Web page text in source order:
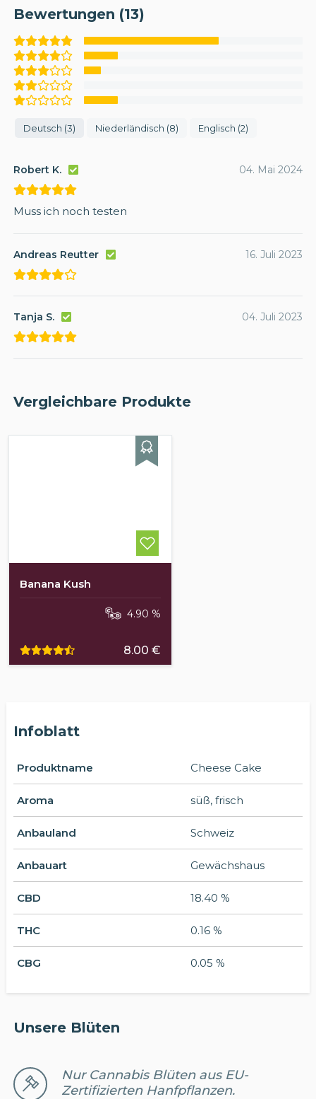
Bewertungen (13)
Deutsch (3) Niederländisch (8) Englisch (2)
Robert K. 04. Mai 2024
Muss ich noch testen
Andreas Reutter 16. Juli 2023
Tanja S. 04. Juli 2023
Vergleichbare Produkte
Banana Kush
4.90 %
8.00 €
Infoblatt
Produktname Cheese Cake
Aroma süß, frisch
Anbauland Schweiz
Anbauart Gewächshaus
CBD 18.40 %
THC 0.16 %
CBG 0.05 %
Unsere Blüten
Nur Cannabis Blüten aus EU-
Zertifizierten Hanfpflanzen.